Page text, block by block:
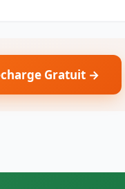
Gratuit →